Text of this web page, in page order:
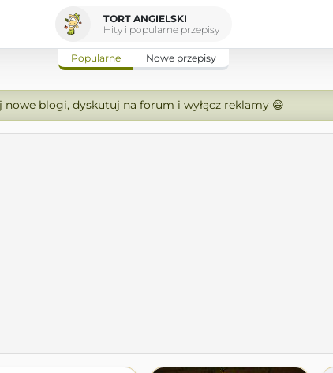
TORT ANGIELSKI
Hity i popularne przepisy
Popularne Nowe przepisy
nowe blogi, dyskutuj na forum i wyłącz reklamy 😄